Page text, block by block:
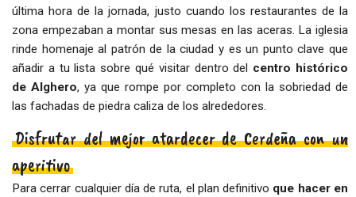
última hora de la jornada, justo cuando los restaurantes de la
zona empezaban a montar sus mesas en las aceras. La iglesia
rinde homenaje al patrón de la ciudad y es un punto clave que
añadir a tu lista sobre qué visitar dentro del centro histórico
de Alghero, ya que rompe por completo con la sobriedad de
las fachadas de piedra caliza de los alrededores.
Disfrutar del mejor atardecer de Cerdeña con un
aperitivo
Para cerrar cualquier día de ruta, el plan definitivo que hacer en